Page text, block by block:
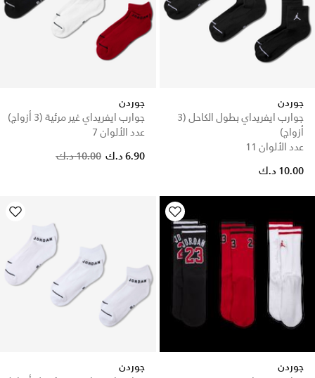
جوردن
جوارب ايفريداي بطول الكاحل (3
أزواج)
عدد الألوان 11
10.00 د.ك
جوردن
جوارب ايفريداي غير مرئية (3 أزواج)
عدد الألوان 7
Price reduced from
10.00 د.ك to 6.90 د.ك
جوردن
جوردن